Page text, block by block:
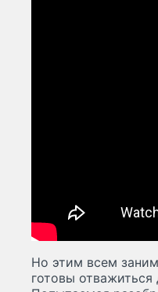
Но этим всем
готовы